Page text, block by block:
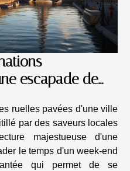
escapade de
ruelles pavées d'une ville
par des saveurs locales
majestueuse d'une
le temps d'un week-end
qui permet de se